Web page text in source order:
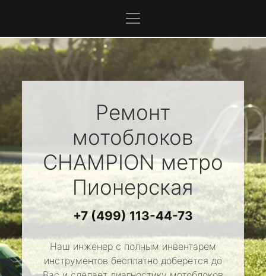
Ремонт
мотоблоков
CHAMPIONметро
Пионерская
+7 (499) 113-44-73
Наш инженер с полным инвентарем
инструментов бесплатно доберется до